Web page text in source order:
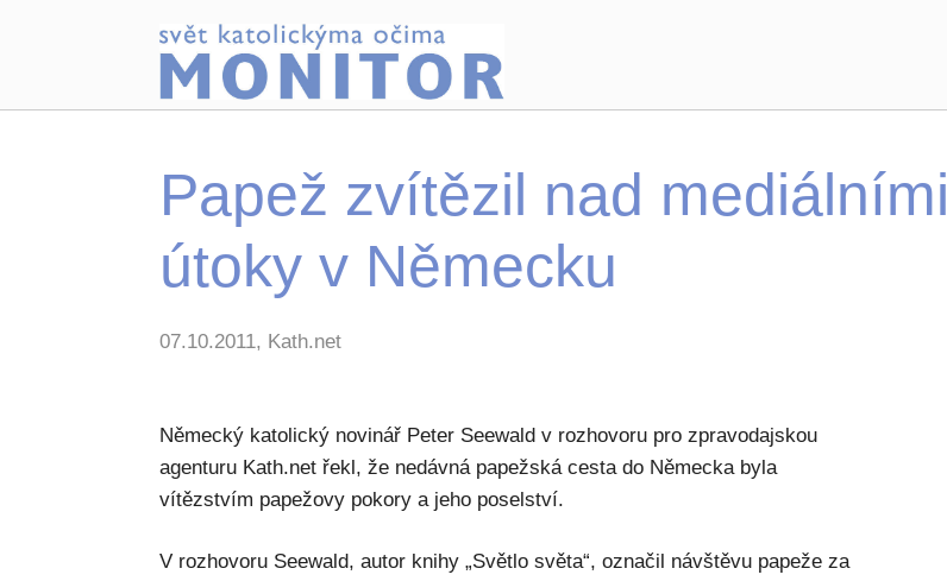
Papež zvítězil nad mediálními
útoky v Německu
07.10.2011, Kath.net
Německý katolický novinář Peter Seewald v rozhovoru pro zpravodajskou
agenturu Kath.net řekl, že nedávná papežská cesta do Německa byla
vítězstvím papežovy pokory a jeho poselství.
V rozhovoru Seewald, autor knihy „Světlo světa“, označil návštěvu papeže za